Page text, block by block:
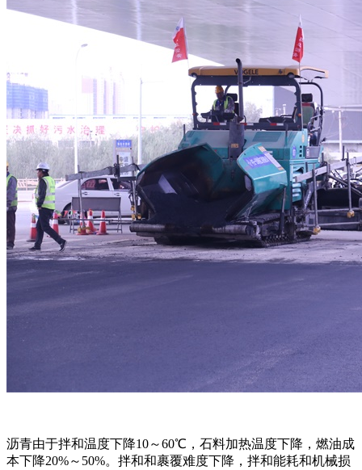
沥青由于拌和温度下降10～60℃，石料加热温度下降，燃油成
本下降20%～50%。拌和和裹覆难度下降，拌和能耗和机械损